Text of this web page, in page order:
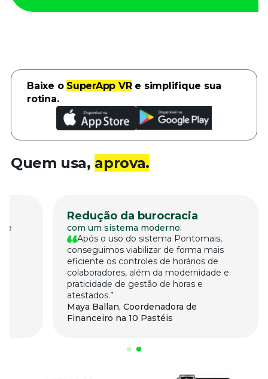
Baixe o SuperApp VRe simplifique sua
rotina.
Quem usa, aprova.
e
Redução da burocracia
com um sistema moderno.
Após o uso do sistema Pontomais,
conseguimos viabilizar de forma mais
eficiente os controles de horários de
colaboradores, além da modernidade e
praticidade de gestão de horas e
atestados.
Maya Ballan, Coordenadora de
Financeiro na 10 Pastéis